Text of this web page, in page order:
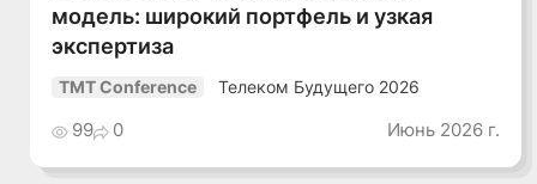
модель: широкий портфель и узкая
экспертиза
TMT Conference Телеком Будущего 2026
99 0 Июнь 2026 г.